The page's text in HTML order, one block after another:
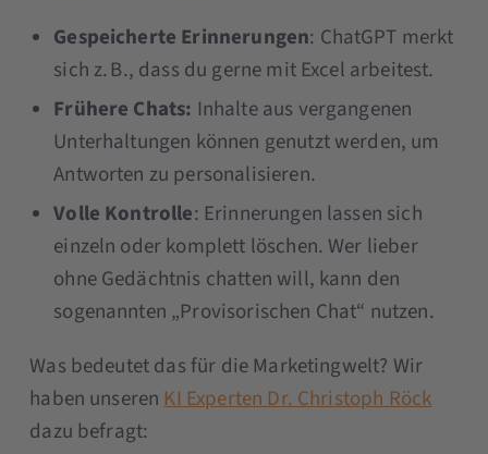
Gespeicherte Erinnerungen: ChatGPT merkt
sich z. B., dass du gerne mit Excel arbeitest.
Frühere Chats: Inhalte aus vergangenen
Unterhaltungen können genutzt werden, um
Antworten zu personalisieren.
Volle Kontrolle: Erinnerungen lassen sich
einzeln oder komplett löschen. Wer lieber
ohne Gedächtnis chatten will, kann den
sogenannten „Provisorischen Chat“ nutzen.
Was bedeutet das für die Marketingwelt? Wir
haben unserenKI Experten Dr. Christoph Röck
dazu befragt: